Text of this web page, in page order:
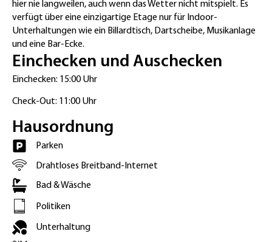
hier nie langweilen, auch wenn das Wetter nicht mitspielt. Es
verfügt über eine einzigartige Etage nur für Indoor-
Unterhaltungen wie ein Billardtisch, Dartscheibe, Musikanlage
und eine Bar-Ecke.
Einchecken und Auschecken
Einchecken: 15:00 Uhr
Check-Out: 11:00 Uhr
Hausordnung
Parken
Drahtloses Breitband-Internet
Bad & Wäsche
Politiken
Unterhaltung